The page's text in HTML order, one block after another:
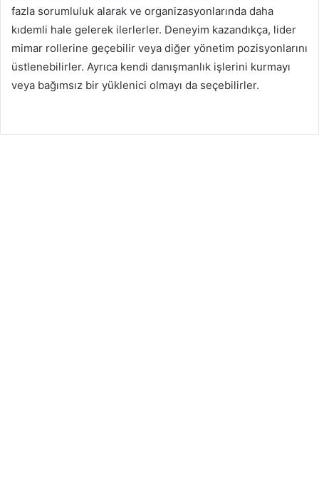
fazla sorumluluk alarak ve organizasyonlarında daha
kıdemli hale gelerek ilerlerler. Deneyim kazandıkça, lider
mimar rollerine geçebilir veya diğer yönetim pozisyonlarını
üstlenebilirler. Ayrıca kendi danışmanlık işlerini kurmayı
veya bağımsız bir yüklenici olmayı da seçebilirler.